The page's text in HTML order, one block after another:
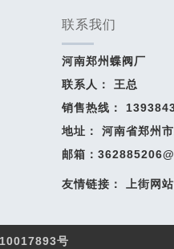
联系我们
河南郑州蝶阀厂
联系人：
王总
销售热线：
地址： 河南省郑州
邮箱：
友情链接： 上街网
号